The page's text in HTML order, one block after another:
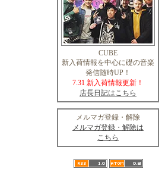
CUBE
新入荷情報を中心に礎の音楽
発信随時UP！
7.31 新入荷情報更新！
店長日記はこちら
メルマガ登録・解除
メルマガ登録・解除は
こちら